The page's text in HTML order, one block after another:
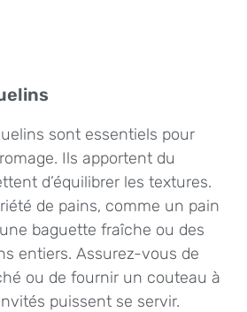
sont essentiels pour
Ils apportent du
d’équilibrer les textures.
de pains, comme un pain
baguette fraîche ou des
entiers. Assurez-vous de
ou de fournir un couteau à
puissent se servir.